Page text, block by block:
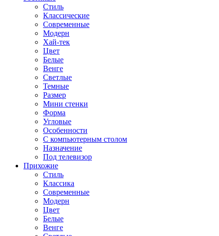
Стиль
Классические
Современные
Модерн
Хай-тек
Цвет
Белые
Венге
Светлые
Темные
Размер
Мини стенки
Форма
Угловые
Особенности
С компьютерным столом
Назначение
Под телевизор
Прихожие
Стиль
Классика
Современные
Модерн
Цвет
Белые
Венге